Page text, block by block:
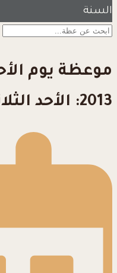
السنة
2013: الأحد الثلاثين للزمن العادي